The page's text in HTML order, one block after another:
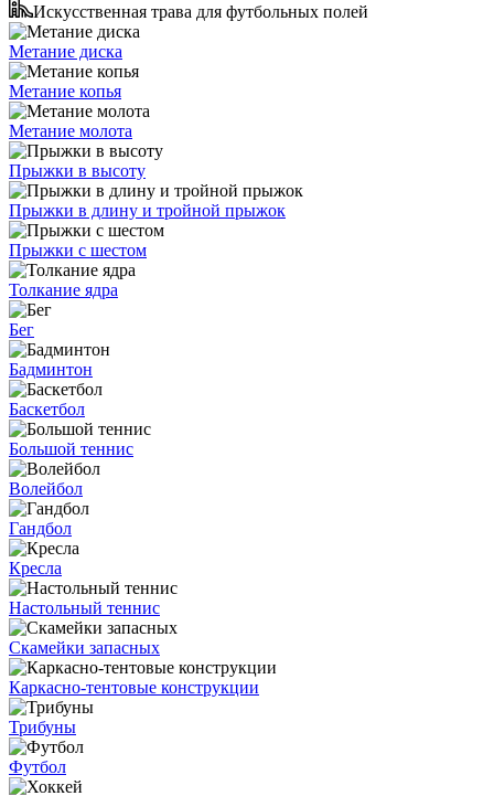
Искусственная трава для футбольных полей
Метание диска
Метание копья
Метание молота
Прыжки в высоту
Прыжки в длину и тройной прыжок
Прыжки с шестом
Толкание ядра
Бег
Бадминтон
Баскетбол
Большой теннис
Волейбол
Гандбол
Кресла
Настольный теннис
Скамейки запасных
Каркасно-тентовые конструкции
Трибуны
Футбол